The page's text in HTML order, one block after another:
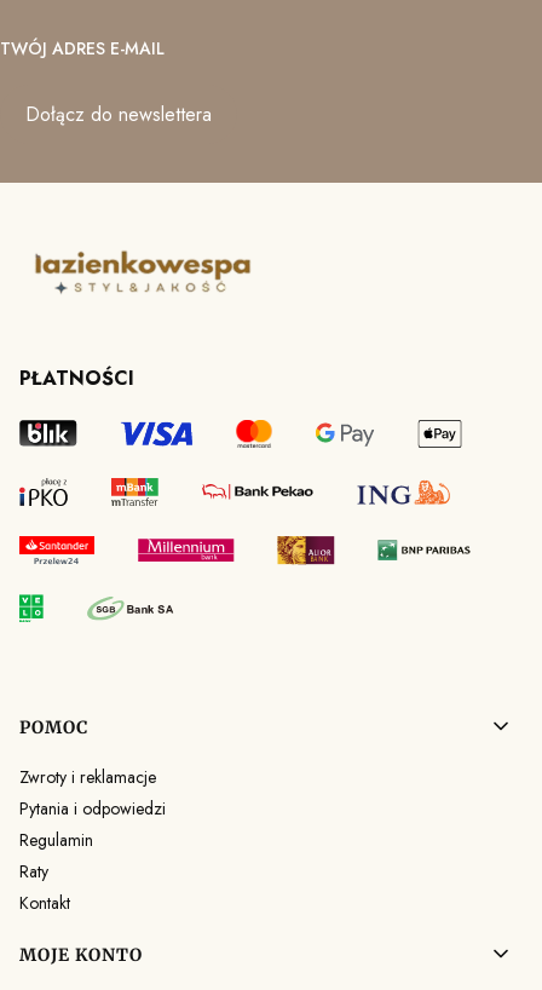
TWÓJ ADRES E-MAIL
Dołącz do newslettera
PŁATNOŚCI
Linki w stopce
POMOC
Zwroty i reklamacje
Pytania i odpowiedzi
Regulamin
Raty
Kontakt
MOJE KONTO